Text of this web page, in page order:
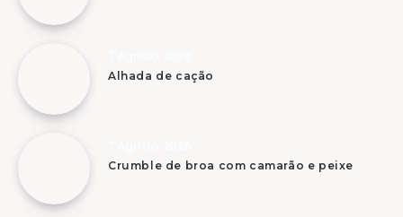
Alhada de cação
Crumble de broa com camarão e peixe